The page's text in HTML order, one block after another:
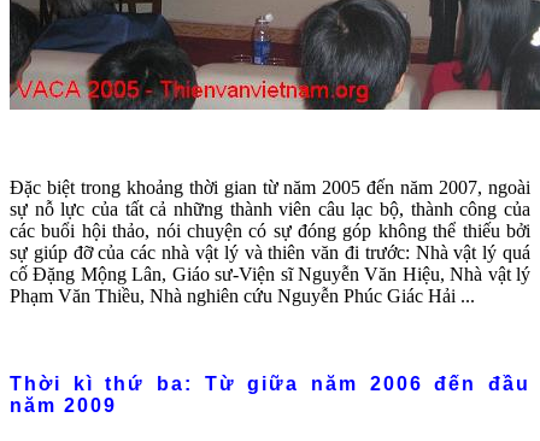
Đặc biệt trong khoảng thời gian từ năm 2005 đến năm 2007, ngoài
sự nỗ lực của tất cả những thành viên câu lạc bộ, thành công của
các buổi hội thảo, nói chuyện có sự đóng góp không thể thiếu bởi
sự giúp đỡ của các nhà vật lý và thiên văn đi trước: Nhà vật lý quá
cố Đặng Mộng Lân, Giáo sư-Viện sĩ Nguyễn Văn Hiệu, Nhà vật lý
Phạm Văn Thiều, Nhà nghiên cứu Nguyễn Phúc Giác Hải ...
Thời kì thứ ba: Từ giữa năm 2006 đến đầu
năm 2009